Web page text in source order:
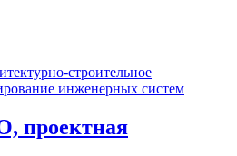
строительное
инженерных систем
проектная